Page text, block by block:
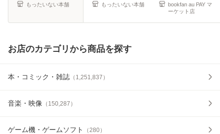
もったいない本舗 もったいない本舗
bookfan au PAY マ
ーケット店
お店のカテゴリから商品を探す
本・コミック・雑誌 （ 1,251,837 ）
音楽・映像 （ 150,287 ）
ゲーム機・ゲームソフト （280）